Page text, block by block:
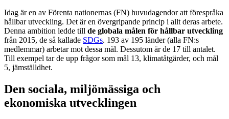
Idag är en av Förenta nationernas (FN) huvudagendor att förespråka
hållbar utveckling. Det är en övergripande princip i allt deras arbete.
Denna ambition ledde till de globala målen för hållbar utveckling
från 2015, de så kallade SDGs. 193 av 195 länder (alla FN:s
medlemmar) arbetar mot dessa mål. Dessutom är de 17 till antalet.
Till exempel tar de upp frågor som mål 13, klimatåtgärder, och mål
5, jämställdhet.
Den sociala, miljömässiga och
ekonomiska utvecklingen